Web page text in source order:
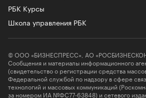
РБК Курсы
Школа управления РБК
© ООО «БИЗНЕСПРЕСС», АО
Сообщения и материалы информационного
(свидетельство о регистрации средства
Федеральной службой по надзору в сфере
технологий и массовых коммуникаций
за номером ИА №ФС77-63848) и сетевого